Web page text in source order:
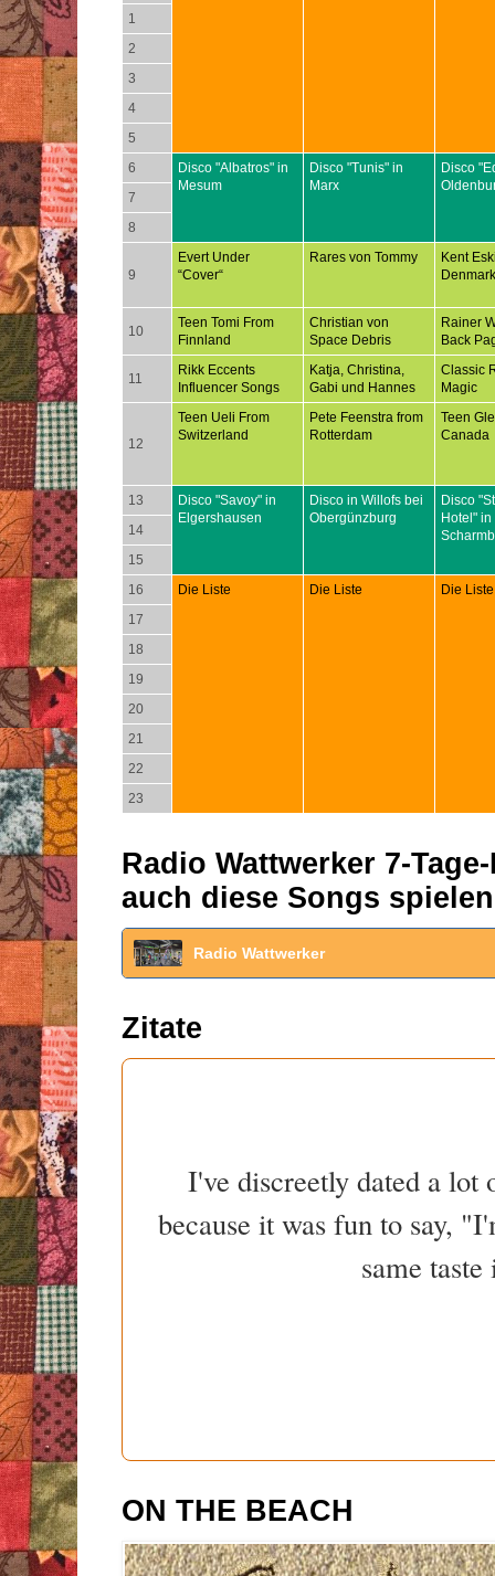
1
2
3
4
5
6
Disco "Albatros" in
Mesum
Disco "Tunis" in
Marx
Disco
7
8
9
Evert Under
“Cover“
Rares von Tommy
Kent
Denmark
10
Teen Tomi From
Finnland
Christian von
Space Debris
Rainer
Back
11
Rikk Eccents
Influencer Songs
Katja, Christina,
Gabi und Hannes
Classic
Magic
12
Teen Ueli From
Switzerland
Pete Feenstra from
Rotterdam
Teen
Canada
13
Disco "Savoy" in
Elgershausen
Disco in Willofs bei
Obergünzburg
Disco
Hotel"
14
15
16
Die Liste Die Liste
Die Liste
17
18
19
20
21
22
23
Radio Wattwerker 7-
auch diese Songs spielen
Radio Wattwerker
Zitate
I've discreetly dated a
because it was fun to say,
same
ON THE BEACH